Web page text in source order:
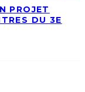
PROJET
DU 3E